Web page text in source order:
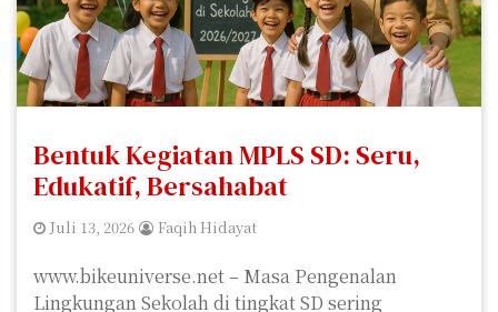
Bentuk Kegiatan MPLS SD: Seru,
Edukatif, Bersahabat
Juli 13, 2026 Faqih Hidayat
www.bikeuniverse.net – Masa Pengenalan
Lingkungan Sekolah di tingkat SD sering